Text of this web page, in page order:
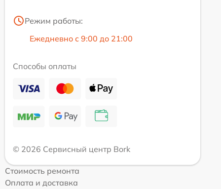
Режим работы:
Ежедневно с 9:00 до 21:00
Способы оплаты
© 2026 Сервисный центр Bork
Стоимость ремонта
Оплата и доставка